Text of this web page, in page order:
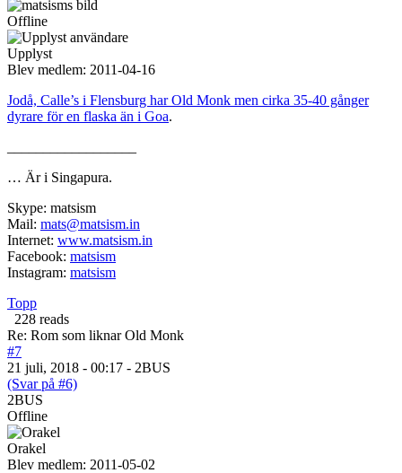
Offline
Upplyst
Blev medlem: 2011-04-16
Jodå, Calle’s i Flensburg har Old Monk men cirka 35-40 gånger
dyrare för en flaska än i Goa.
… Är i Singapura.
Skype: matsism
Mail: mats@matsism.in
Internet: www.matsism.in
Facebook: matsism
Instagram: matsism
Topp
228 reads
Re: Rom som liknar Old Monk
#7
21 juli, 2018 - 00:17 - 2BUS
(Svar på #6)
2BUS
Offline
Orakel
Blev medlem: 2011-05-02